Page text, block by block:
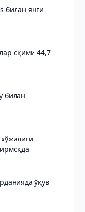
билан янги
оқими 44,7
билан
ўқув